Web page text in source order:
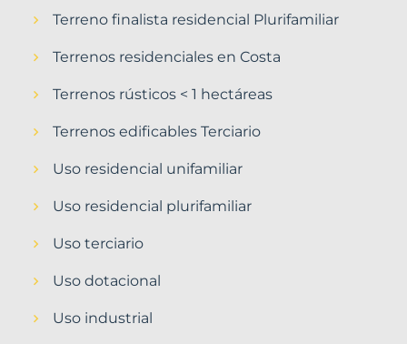
Terreno finalista residencial Plurifamiliar
Terrenos residenciales en Costa
Terrenos rústicos < 1 hectáreas
Terrenos edificables Terciario
Uso residencial unifamiliar
Uso residencial plurifamiliar
Uso terciario
Uso dotacional
Uso industrial